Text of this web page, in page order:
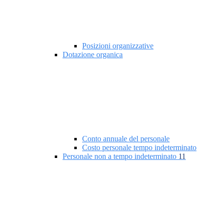
Posizioni organizzative
Dotazione organica
Conto annuale del personale
Costo personale tempo indeterminato
Personale non a tempo indeterminato 11